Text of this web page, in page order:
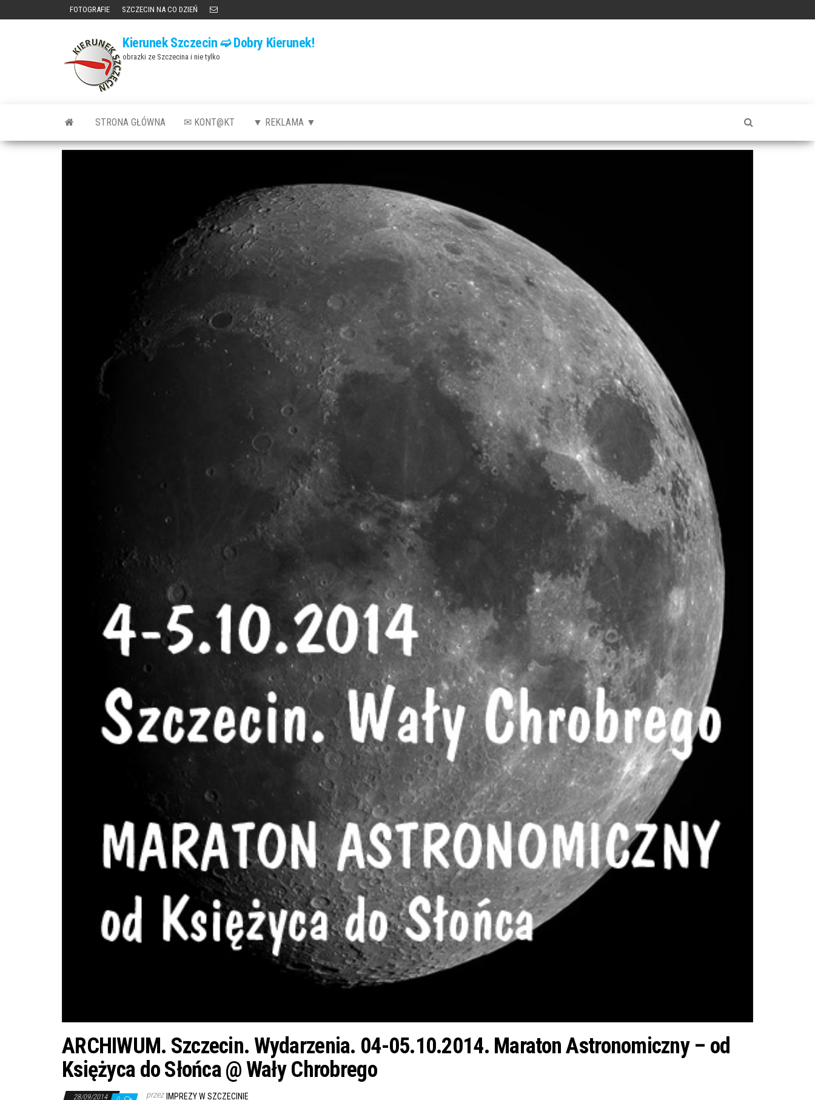
FOTOGRAFIE SZCZECIN NA CO DZIEŃ
Kierunek Szczecin ➫ Dobry Kierunek!
obrazki ze Szczecina i nie tylko
STRONA GŁÓWNA ✉ KONT@KT ▼ REKLAMA ▼
ARCHIWUM. Szczecin. Wydarzenia. 04-05.10.2014. Maraton Astronomiczny – od
Księżyca do Słońca @ Wały Chrobrego
28/09/2014 przez IMPREZY W SZCZECINIE